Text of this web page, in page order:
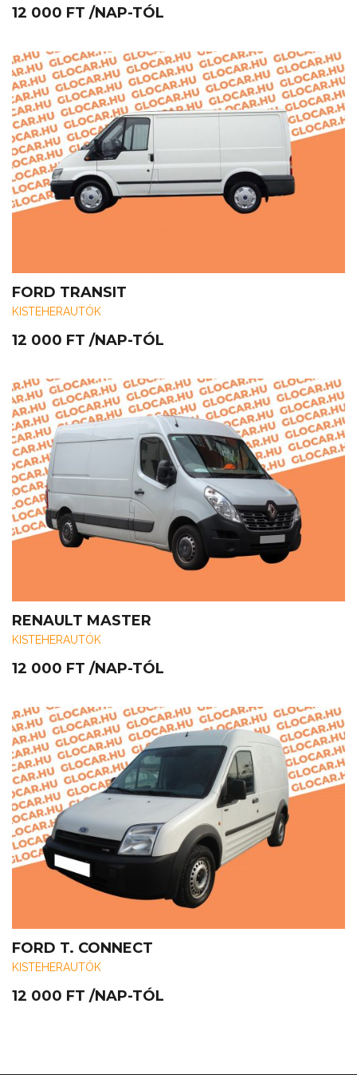
12 000 FT /NAP-TÓL
FORD TRANSIT
KISTEHERAUTÓK
12 000 FT /NAP-TÓL
RENAULT MASTER
KISTEHERAUTÓK
12 000 FT /NAP-TÓL
FORD T. CONNECT
KISTEHERAUTÓK
12 000 FT /NAP-TÓL